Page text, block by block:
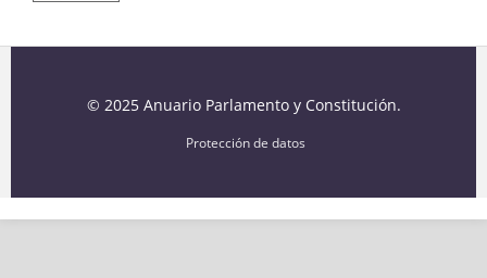
© 2025 Anuario Parlamento y Constitución.
Protección de datos